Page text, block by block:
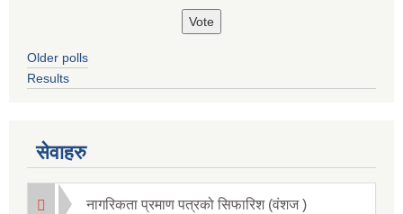
Older polls
Results
सेवाहरु
नागरिकता प्रमाण पत्रको सिफारिश (वंशज )